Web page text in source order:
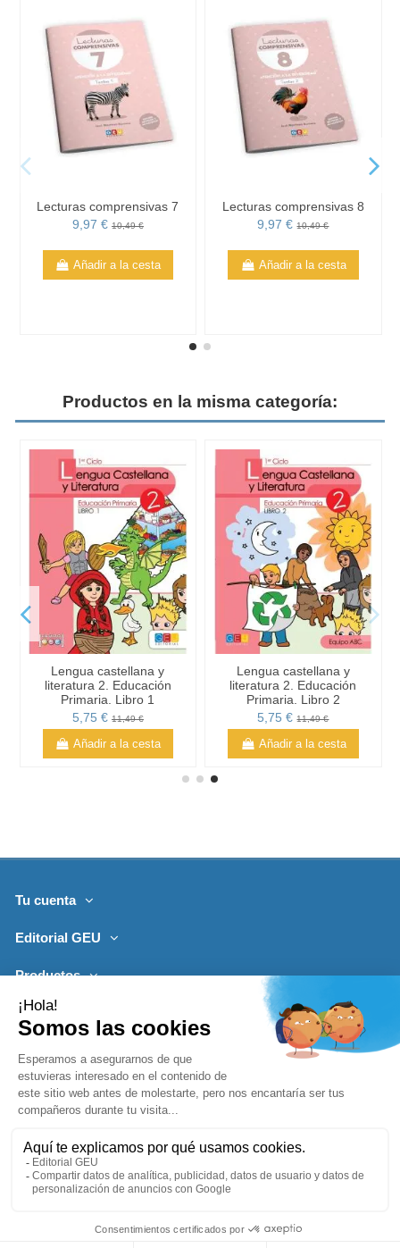
Añadir a la cesta
Comprar ya
Lecturas comprensivas 7
9,97 € 10,49 €
Añadir a la cesta
Lecturas comprensivas 8
9,97 €10,49 €
Añadir a la cesta
Productos en la misma categoría:
Lengua castellana y
literatura 2. Educación
Primaria. Libro 1
5,75 € 11,49 €
Añadir a la cesta
Lengua castellana y
literatura 2. Educación
Primaria. Libro 2
5,75 €11,49 €
Añadir a la cesta
Tu cuenta
Editorial GEU
Productos
Lo más leído
Síguenos
1996-2026, desarrollado porEditorialgeu.com©